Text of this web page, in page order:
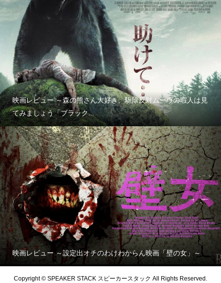
映画レビュー ～森の熊さん大好き、駆除反対ムーヴの暇人は見
てみましょう「ブラック...
映画レビュー ～設定出オチのわけわからん映画「壁の女」～
Copyright © SPEAKER STACK スピーカースタック All Rights Reserved.